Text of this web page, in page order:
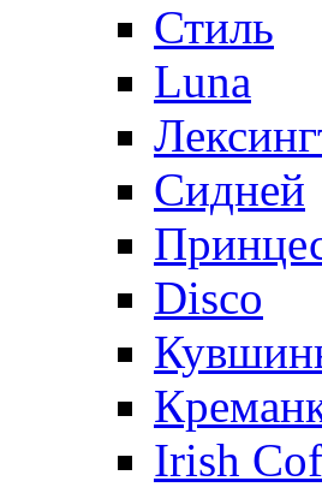
Стиль
Luna
Сидней
Disco
Irish